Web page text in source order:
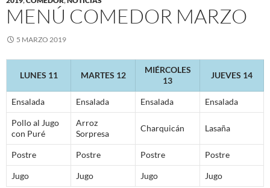
MENÚ COMEDOR MARZO
5 MARZO 2019
LUNES 11 MARTES 12
MIÉRCOLES
13
JUEVES 14
Ensalada Ensalada Ensalada Ensalada
Pollo al Jugo
con Puré
Arroz
Sorpresa
Charquicán Lasaña
Postre Postre Postre Postre
Jugo Jugo Jugo Jugo